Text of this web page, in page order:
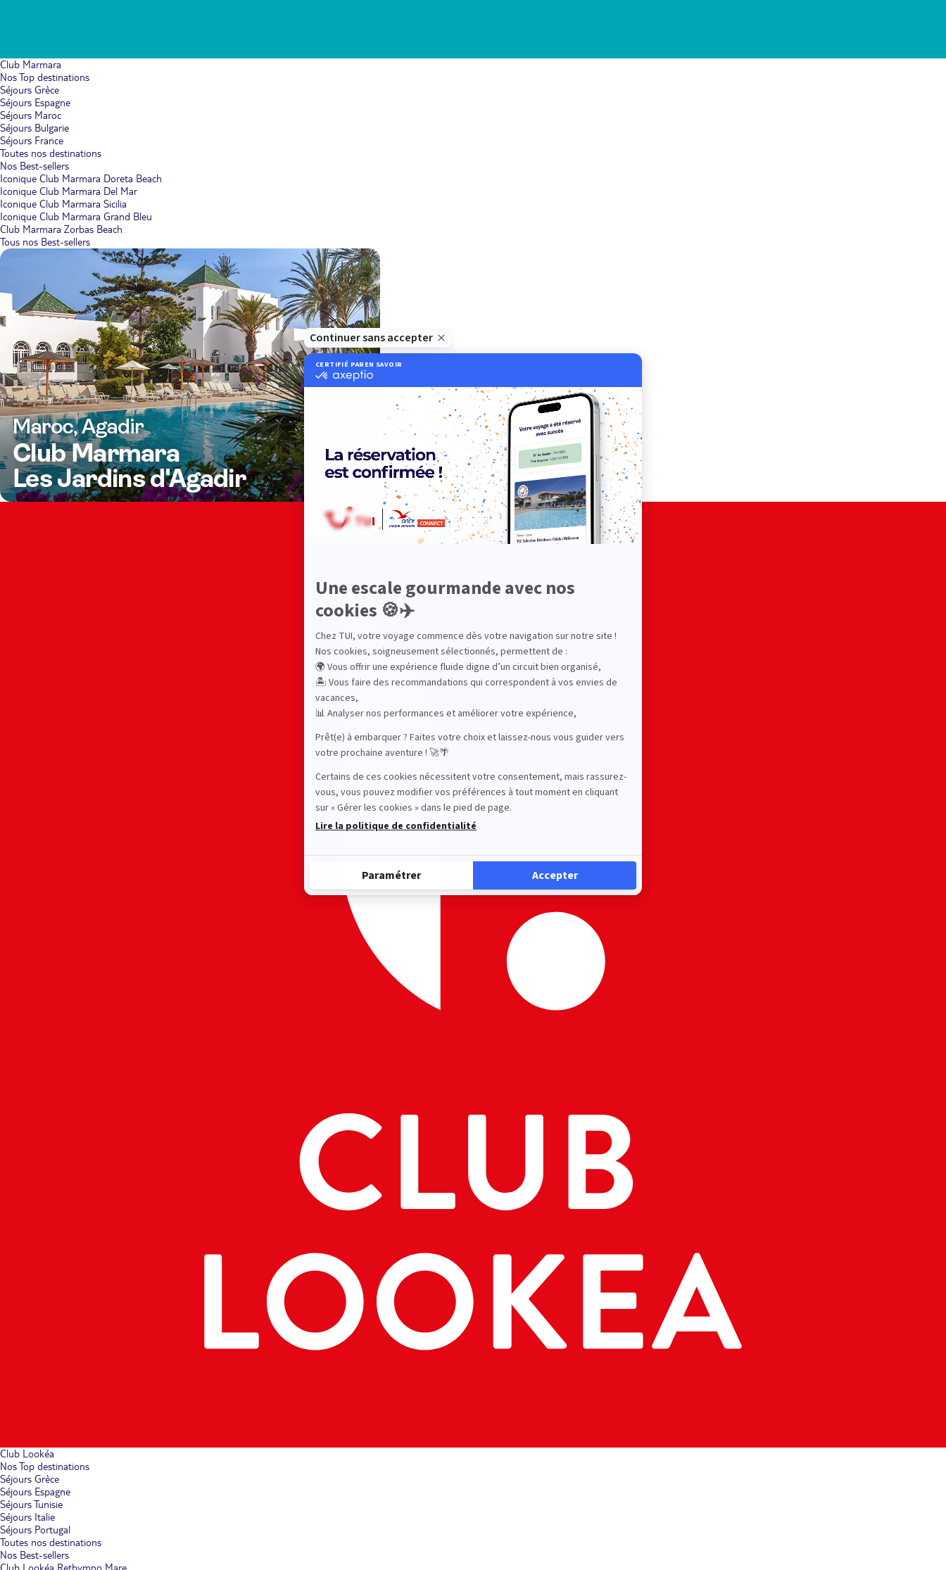
Club Marmara
Nos Top destinations
Séjours Grèce
Séjours Espagne
Séjours Maroc
Séjours Bulgarie
Séjours France
Toutes nos destinations
Nos Best-sellers
Iconique Club Marmara Doreta Beach
Iconique Club Marmara Del Mar
Iconique Club Marmara Sicilia
Iconique Club Marmara Grand Bleu
Club Marmara Zorbas Beach
Tous nos Best-sellers
Club Lookéa
Nos Top destinations
Séjours Grèce
Séjours Espagne
Séjours Tunisie
Séjours Italie
Séjours Portugal
Toutes nos destinations
Nos Best-sellers